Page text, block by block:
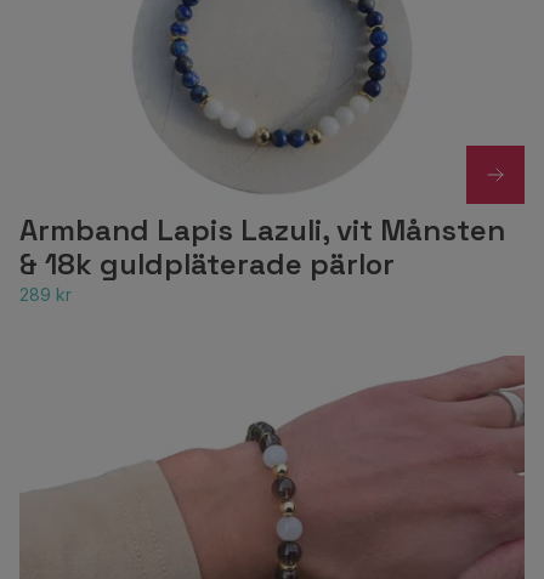
Armband Lapis Lazuli, vit Månsten
& 18k guldpläterade pärlor
289 kr